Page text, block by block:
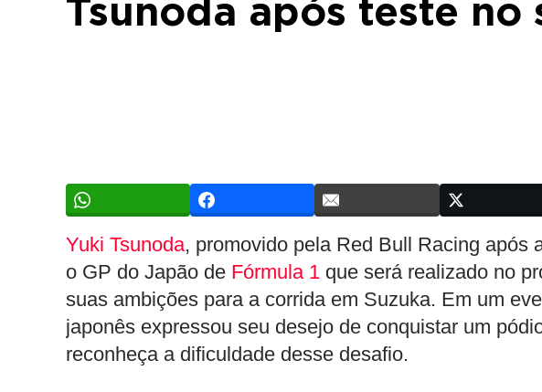
Tsunoda após teste no
Yuki Tsunoda, promovido pela Red Bull Racing após
o GP do Japão de Fórmula 1 que será realizado no
suas ambições para a corrida em Suzuka. Em um
japonês expressou seu desejo de conquistar um
reconheça a dificuldade desse desafio.